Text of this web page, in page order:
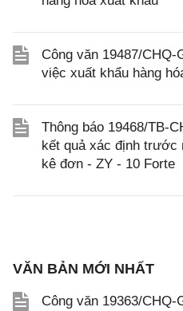
Công văn 19487/CHQ-
việc xuất khẩu hàng
Thông báo 19468/TB-
kết quả xác định trước
kê đơn - ZY - 10 Forte
VĂN BẢN MỚI NHẤT
Công văn 19363/CHQ-